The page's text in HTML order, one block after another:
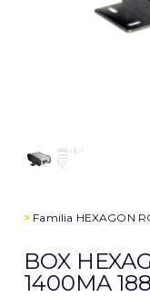
> Familia HEXAGON
BOX
1400MA